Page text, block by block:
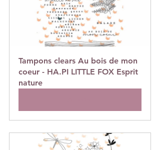
Tampons clears Au bois de mon
coeur - HA.PI LITTLE FOX Esprit
nature